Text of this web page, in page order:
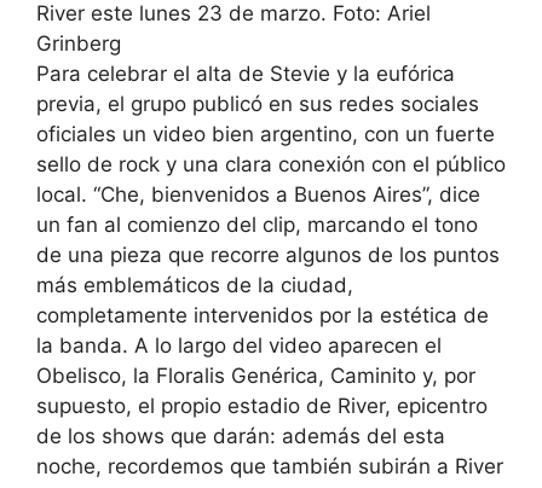
Para celebrar el alta de Stevie y la eufórica
previa, el grupo publicó en sus redes sociales
oficiales un video bien argentino, con un fuerte
sello de rock y una clara conexión con el público
local. “Che, bienvenidos a Buenos Aires”, dice
un fan al comienzo del clip, marcando el tono
de una pieza que recorre algunos de los puntos
más emblemáticos de la ciudad,
completamente intervenidos por la estética de
la banda. A lo largo del video aparecen el
Obelisco, la Floralis Genérica, Caminito y, por
supuesto, el propio estadio de River, epicentro
de los shows que darán: además del esta
noche, recordemos que también subirán a River